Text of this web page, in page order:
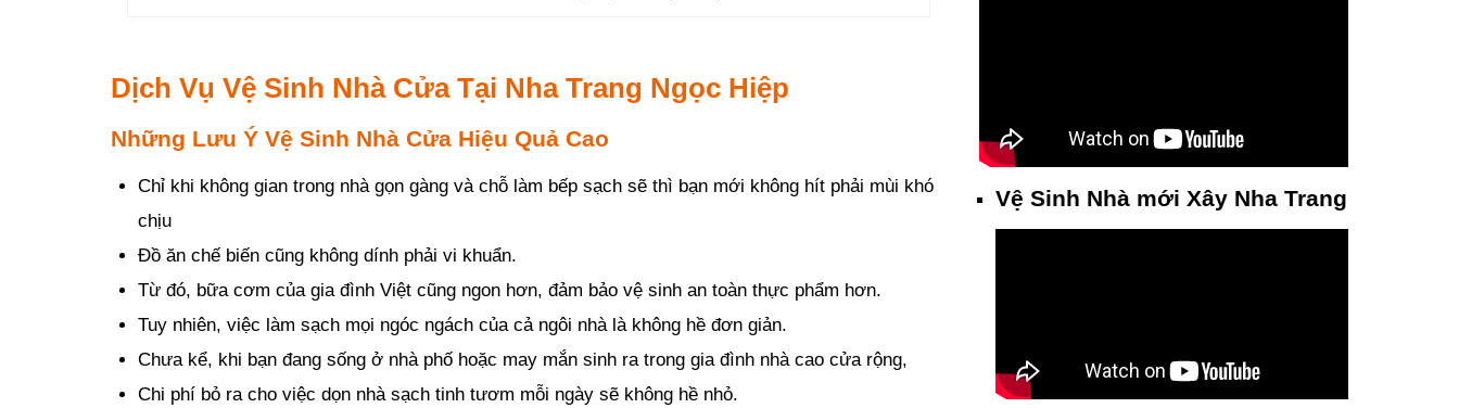
Dịch Vụ Vệ Sinh Nhà Cửa Tại Nha Trang Ngọc Hiệp
Những Lưu Ý Vệ Sinh Nhà Cửa Hiệu Quả Cao
Chỉ khi không gian trong nhà gọn gàng và chỗ làm bếp sạch sẽ thì bạn mới không hít phải mùi khó
chịu
Đồ ăn chế biến cũng không dính phải vi khuẩn.
Từ đó, bữa cơm của gia đình Việt cũng ngon hơn, đảm bảo vệ sinh an toàn thực phẩm hơn.
Tuy nhiên, việc làm sạch mọi ngóc ngách của cả ngôi nhà là không hề đơn giản.
Chưa kể, khi bạn đang sống ở nhà phố hoặc may mắn sinh ra trong gia đình nhà cao cửa rộng,
Chi phí bỏ ra cho việc dọn nhà sạch tinh tươm mỗi ngày sẽ không hề nhỏ.
Vệ Sinh Nhà mới Xây Nha Trang